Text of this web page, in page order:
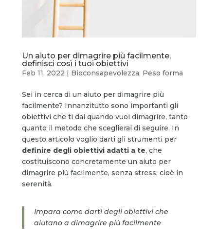
Un aiuto per dimagrire più facilmente,
definisci così i tuoi obiettivi
Feb 11, 2022 | Bioconsapevolezza, Peso forma
Sei in cerca di un aiuto per dimagrire più
facilmente? Innanzitutto sono importanti gli
obiettivi che ti dai quando vuoi dimagrire, tanto
quanto il metodo che sceglierai di seguire. In
questo articolo voglio darti gli strumenti per
definire degli obiettivi adatti a te, che
costituiscono concretamente un aiuto per
dimagrire più facilmente, senza stress, cioè in
serenità.
Impara come darti degli obiettivi che
aiutano a dimagrire più facilmente